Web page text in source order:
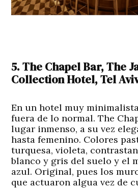
5. The Chapel Bar, The
Collection Hotel, Tel
En un hotel muy
fuera de lo normal. The
lugar inmenso, a su vez
hasta femenino. Colores
turquesa, violeta,
blanco y gris del suelo y el
azul. Original, pues los
que actuaron algua vez de